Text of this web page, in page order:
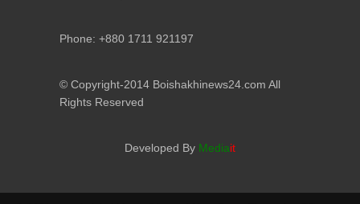
Phone: +880 1711 921197
© Copyright-2014 Boishakhinews24.com All
Rights Reserved
Developed By Mediait